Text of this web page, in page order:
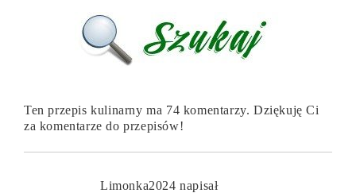
Ten przepis kulinarny ma 74 komentarzy. Dziękuję Ci
za komentarze do przepisów!
Limonka2024 napisał